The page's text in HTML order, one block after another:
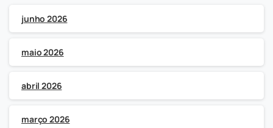
junho 2026
maio 2026
abril 2026
março 2026